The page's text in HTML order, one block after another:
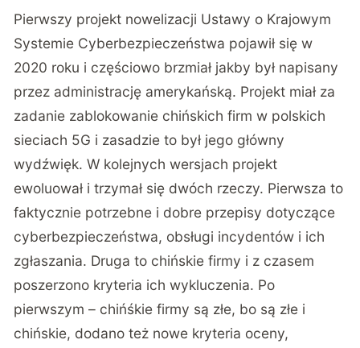
Pierwszy projekt nowelizacji Ustawy o Krajowym
Systemie Cyberbezpieczeństwa pojawił się w
2020 roku i częściowo brzmiał jakby był napisany
przez administrację amerykańską. Projekt miał za
zadanie zablokowanie chińskich firm w polskich
sieciach 5G i zasadzie to był jego główny
wydźwięk. W kolejnych wersjach projekt
ewoluował i trzymał się dwóch rzeczy. Pierwsza to
faktycznie potrzebne i dobre przepisy dotyczące
cyberbezpieczeństwa, obsługi incydentów i ich
zgłaszania. Druga to chińskie firmy i z czasem
poszerzono kryteria ich wykluczenia. Po
pierwszym – chińśkie firmy są złe, bo są złe i
chińskie, dodano też nowe kryteria oceny,